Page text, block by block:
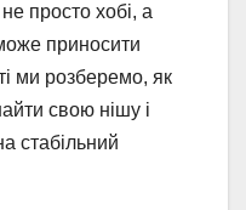
просто хобі, а
приносити
ми розберемо, як
свою нішу і
стабільний